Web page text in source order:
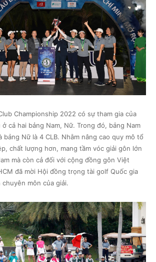
Championship 2022 có sự tham gia của
cả hai bảng Nam, Nữ. Trong đó, bảng Nam
bảng Nữ là 4 CLB. Nhằm nâng cao quy mô tổ
chất lượng hơn, mang tầm vóc giải gôn lớn
mà còn cả đối với cộng đồng gôn Việt
đã mời Hội đồng trọng tài golf Quốc gia
môn của giải.